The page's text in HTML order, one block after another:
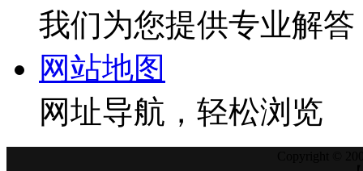
我们为您提供专业解答
网站地图
网址导航，轻松浏览